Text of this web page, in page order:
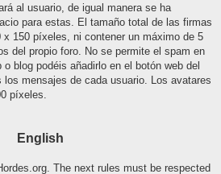
al usuario, de igual manera se ha
para estas. El tamaño total de las firmas
x 150 píxeles, ni contener un máximo de 5
del propio foro. No se permite el spam en
blog podéis añadirlo en el botón web del
mensajes de cada usuario. Los avatares
píxeles.
English
The next rules must be respected